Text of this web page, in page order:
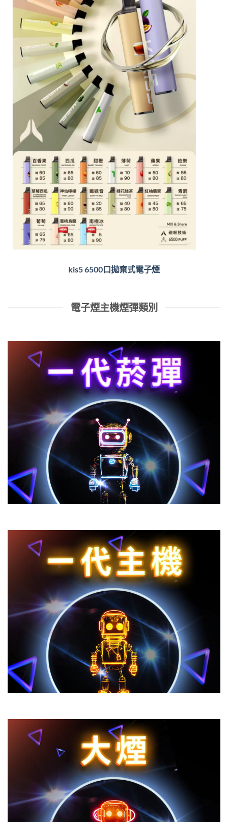
kis5 6500口拋棄式電子煙
電子煙主機煙彈類別